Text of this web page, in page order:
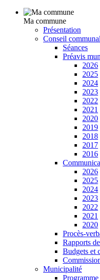
Ma commune
Présentation
Conseil communal
Séances
Préavis
2026
2025
2024
2023
2022
2021
2020
2019
2018
2017
2016
2026
2025
2024
2023
2022
2021
2020
Procès-
Rapports
Budgets et
Municipalité